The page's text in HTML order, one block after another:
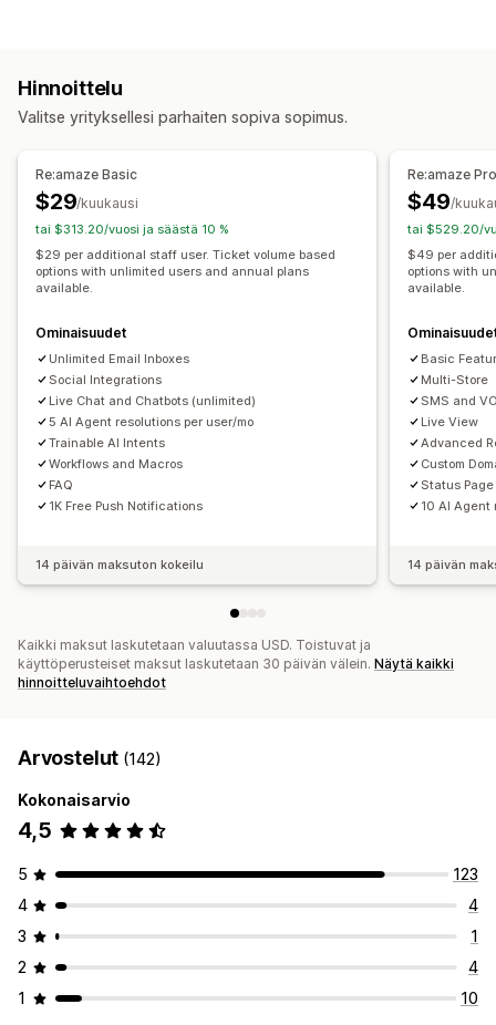
Reaaliaikainen käännös
Asiakaspalvelijoiden analytiikka Salaus Asiakastiedot
Automaattiset vastaukset
Usein kysyttyä
Pikavastaukset Tilauspäivitykset
Lisämyynti Kyselyt Lähetä ote
Mukautukset
Tervetuloviestit
Chattipainikkeet
Keskustelujen kohdistaminen
Keskustelukehotteet
Asiakaspalvelijan avatar
Itsepalvelu Help Center
Usein kysyttyä
Automaattinen vastaus
Tekoälyvastaukset
Yhtenäinen saapuneet-kansio
Automaattinen osoittaminen
Roskapostin tunnistus
Asiakasilmoitukset Palautekyselyt
Raportit
Hinnoittelu
Valitse yrityksellesi parhaiten sopiva sopimus.
Re:amaze Basic
$29/kuukausi
tai $313.20/vuosi ja säästä 10 %
$29 per additional staff user. Ticket volume based
options with unlimited users and annual plans
available.
Ominaisuudet
Unlimited Email Inboxes
Social Integrations
Live Chat and Chatbots (unlimited)
5 AI Agent resolutions per user/mo
Trainable AI Intents
Workflows and Macros
FAQ
1K Free Push Notifications
14 päivän maksuton kokeilu
Re:amaze
$49/
tai $529.20/
$49 per
options with
available.
Basic
Multi-Store
SMS and
Live View
Advanced
Custom
Status Page
10 AI Agent
14 päivän
Kaikki maksut laskutetaan valuutassa USD. Toistuvat ja
käyttöperusteiset maksut laskutetaan 30 päivän välein. Näytä kaikki
hinnoitteluvaihtoehdot
Arvostelut (142)
Kokonaisarvio
4,5
5
123
4
4
3
1
2
4
1
10